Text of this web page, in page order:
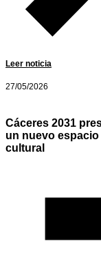
Leer noticia
27/05/2026
Cáceres 2031
un nuevo
cultural